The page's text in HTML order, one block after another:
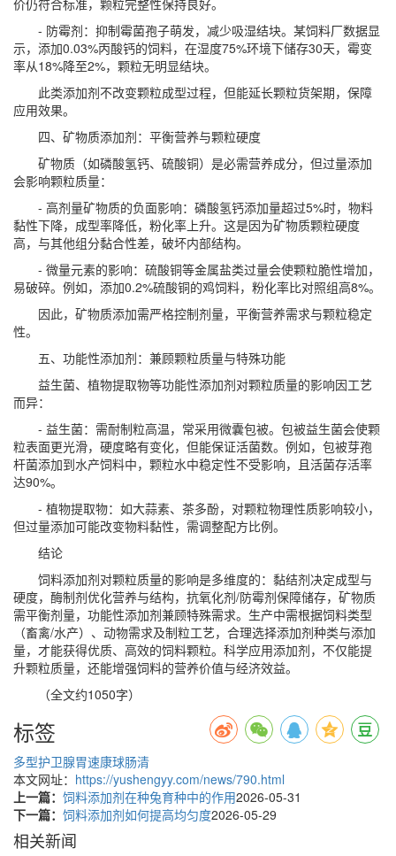
- 防霉剂：抑制霉菌孢子萌发，减少吸湿结块。某饲料厂数据显
示，添加0.03%丙酸钙的饲料，在湿度75%环境下储存30天，霉变
率从18%降至2%，颗粒无明显结块。
此类添加剂不改变颗粒成型过程，但能延长颗粒货架期，保障
应用效果。
四、矿物质添加剂：平衡营养与颗粒硬度
矿物质（如磷酸氢钙、硫酸铜）是必需营养成分，但过量添加
会影响颗粒质量：
- 高剂量矿物质的负面影响：磷酸氢钙添加量超过5%时，物料
黏性下降，成型率降低，粉化率上升。这是因为矿物质颗粒硬度
高，与其他组分黏合性差，破坏内部结构。
- 微量元素的影响：硫酸铜等金属盐类过量会使颗粒脆性增加，
易破碎。例如，添加0.2%硫酸铜的鸡饲料，粉化率比对照组高8%。
因此，矿物质添加需严格控制剂量，平衡营养需求与颗粒稳定
性。
五、功能性添加剂：兼顾颗粒质量与特殊功能
益生菌、植物提取物等功能性添加剂对颗粒质量的影响因工艺
而异：
- 益生菌：需耐制粒高温，常采用微囊包被。包被益生菌会使颗
粒表面更光滑，硬度略有变化，但能保证活菌数。例如，包被芽孢
杆菌添加到水产饲料中，颗粒水中稳定性不受影响，且活菌存活率
达90%。
- 植物提取物：如大蒜素、茶多酚，对颗粒物理性质影响较小，
但过量添加可能改变物料黏性，需调整配方比例。
结论
饲料添加剂对颗粒质量的影响是多维度的：黏结剂决定成型与
硬度，酶制剂优化营养与结构，抗氧化剂/防霉剂保障储存，矿物质
需平衡剂量，功能性添加剂兼顾特殊需求。生产中需根据饲料类型
（畜禽/水产）、动物需求及制粒工艺，合理选择添加剂种类与添加
量，才能获得优质、高效的饲料颗粒。科学应用添加剂，不仅能提
升颗粒质量，还能增强饲料的营养价值与经济效益。
（全文约1050字）
标签
多型护卫腺胃速康球肠清
本文网址： https://yushengyy.com/news/790.html
上一篇： 饲料添加剂在种兔育种中的作用2026-05-31
下一篇： 饲料添加剂如何提高均匀度2026-05-29
相关新闻